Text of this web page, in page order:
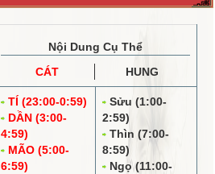
Nội Dung Cụ Thể
CÁT
HUNG
TÍ (23:00-0:59)
DẦN (3:00-
4:59)
MÃO (5:00-
6:59)
Sửu (1:00-
2:59)
Thìn (7:00-
8:59)
Ngọ (11:00-